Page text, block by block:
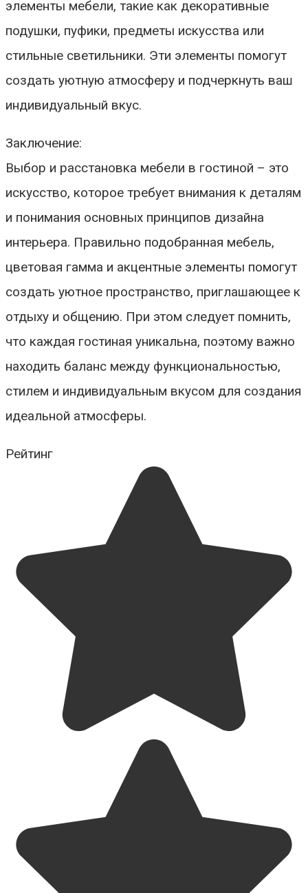
элементы мебели, такие как декоративные
подушки, пуфики, предметы искусства или
стильные светильники. Эти элементы помогут
создать уютную атмосферу и подчеркнуть ваш
индивидуальный вкус.
Заключение:
Выбор и расстановка мебели в гостиной – это
искусство, которое требует внимания к деталям
и понимания основных принципов дизайна
интерьера. Правильно подобранная мебель,
цветовая гамма и акцентные элементы помогут
создать уютное пространство, приглашающее к
отдыху и общению. При этом следует помнить,
что каждая гостиная уникальна, поэтому важно
находить баланс между функциональностью,
стилем и индивидуальным вкусом для создания
идеальной атмосферы.
Рейтинг